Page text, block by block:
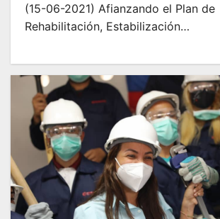
(15-06-2021) Afianzando el Plan de
Rehabilitación, Estabilización…